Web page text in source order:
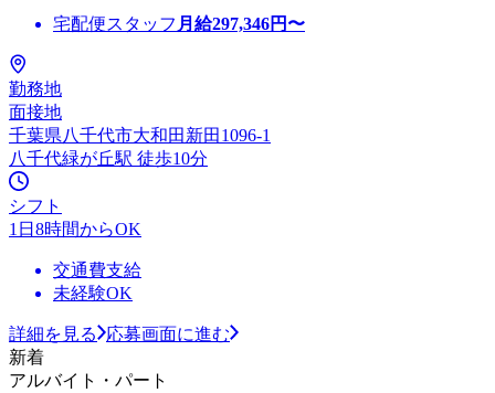
宅配便スタッフ 月給297,346円〜
勤務地
面接地
千葉県八千代市大和田新田1096-1
八千代緑が丘駅 徒歩10分
シフト
1日8時間からOK
交通費支給
未経験OK
詳細を見る
応募画面に進む
新着
アルバイト・パート